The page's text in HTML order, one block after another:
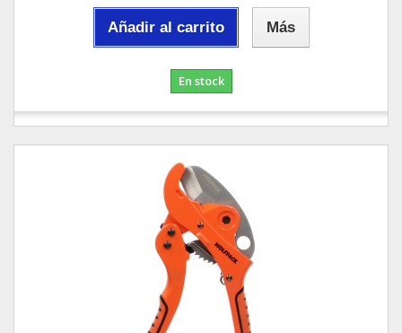
Añadir al carrito Más
En stock